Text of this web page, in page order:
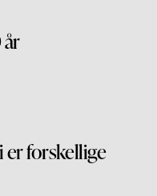
forskellige